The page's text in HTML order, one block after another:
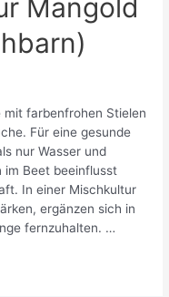
Mangold
farbenfrohen Stielen
Für eine gesunde
nur Wasser und
im Beet beeinflusst
In einer Mischkultur
ergänzen sich in
fernzuhalten. …